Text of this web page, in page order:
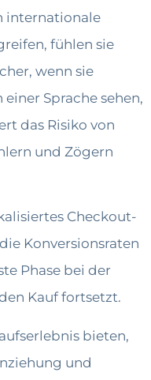
internationale
fühlen sie
wenn sie
Sprache sehen,
das Risiko von
und Zögern
Checkout-
Konversionsraten
Phase bei der
Kauf fortsetzt.
bieten,
und